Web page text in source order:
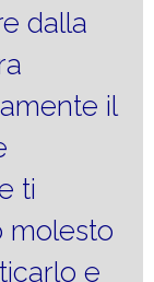
dalla
il
ti
molesto
e